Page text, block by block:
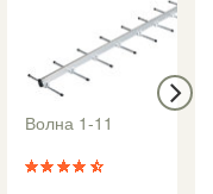
Волна 1-11